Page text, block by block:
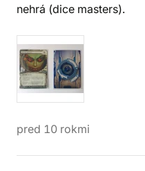
nehrá (dice masters).
pred 10 rokmi